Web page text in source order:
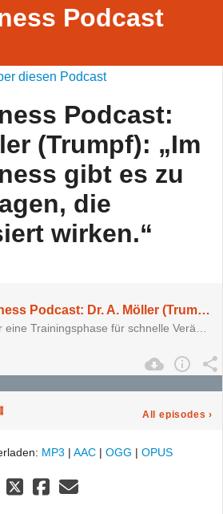
Podcast
diesen Podcast
Podcast:
(Trumpf): „Im
gibt es zu
die
wirken.“
New Business Podcast: Dr. A. Möller (Trumpf): „Im New Business gibt es zu viele Anfragen, die automatisiert wirken.“
All episodes ›
MP3 | AAC | OGG | OPUS